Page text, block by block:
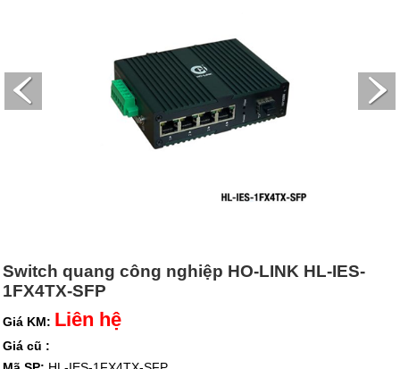
Switch quang công nghiệp HO-LINK HL-IES-
1FX4TX-SFP
Giá KM: Liên hệ
Giá cũ :